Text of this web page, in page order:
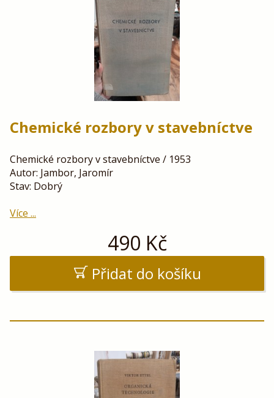
Chemické rozbory v stavebníctve
Chemické rozbory v stavebníctve / 1953
Autor: Jambor, Jaromír
Stav: Dobrý
Více ...
490 Kč
Přidat do košíku